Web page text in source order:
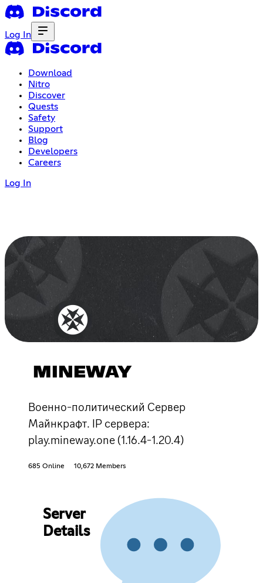
Log In
Download
Nitro
Discover
Quests
Safety
Support
Blog
Developers
Careers
Log In
MINEWAY
Военно-политический Сервер
Майнкрафт. IP сервера:
play.mineway.one (1.16.4-1.20.4)
685 Online 10,672 Members
Server
Details